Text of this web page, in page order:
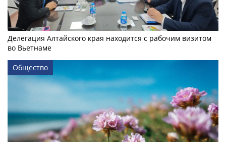
Делегация Алтайского края находится с рабочим визитом
во Вьетнаме
Общество